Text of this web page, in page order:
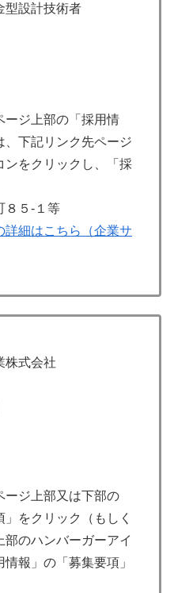
型設計技術者
ージ上部の「採用情
、下記リンク先ページ
ンをクリックし、「採
８５-１等
詳細はこちら（企業サ
株式会社
ージ上部又は下部の
」をクリック（もしく
のハンバーガーアイ
報」の「募集要項」